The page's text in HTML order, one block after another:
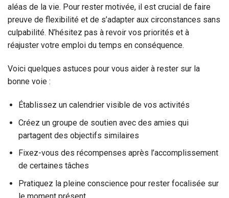
aléas de la vie. Pour rester motivée, il est crucial de faire
preuve de flexibilité et de s’adapter aux circonstances sans
culpabilité. N’hésitez pas à revoir vos priorités et à
réajuster votre emploi du temps en conséquence.
Voici quelques astuces pour vous aider à rester sur la
bonne voie :
Établissez un calendrier visible de vos activités
Créez un groupe de soutien avec des amies qui
partagent des objectifs similaires
Fixez-vous des récompenses après l’accomplissement
de certaines tâches
Pratiquez la pleine conscience pour rester focalisée sur